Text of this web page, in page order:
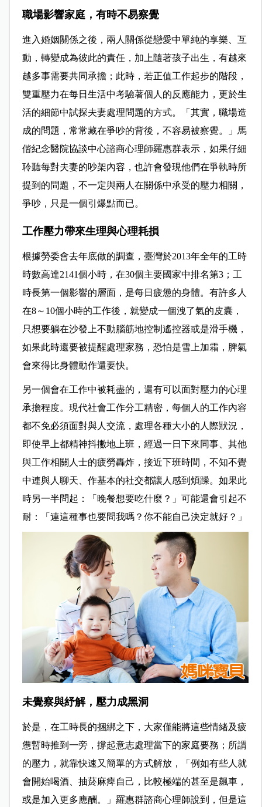
職場影響家庭，有時不易察覺
進入婚姻關係之後，兩人關係從戀愛中單純的享樂、互
動，轉變成為彼此的責任，加上隨著孩子出生，有越來
越多事需要共同承擔；此時，若正值工作起步的階段，
雙重壓力在每日生活中考驗著個人的反應能力，更於生
活的細節中試探夫妻處理問題的方式。「其實，職場造
成的問題，常常藏在爭吵的背後，不容易被察覺。」馬
偕紀念醫院協談中心諮商心理師羅惠群表示，如果仔細
聆聽每對夫妻的吵架內容，也許會發現他們在爭執時所
提到的問題，不一定與兩人在關係中承受的壓力相關，
爭吵，只是一個引爆點而已。
工作壓力帶來生理與心理耗損
根據勞委會去年底做的調查，臺灣於2013年全年的工時
時數高達2141個小時，在30個主要國家中排名第3；工
時長第一個影響的層面，是每日疲憊的身體。有許多人
在8～10個小時的工作後，就變成一個洩了氣的皮囊，
只想要躺在沙發上不動腦筋地控制遙控器或是滑手機，
如果此時還要被提醒處理家務，恐怕是雪上加霜，脾氣
會來得比身體動作還要快。
另一個會在工作中被耗盡的，還有可以面對壓力的心理
承擔程度。現代社會工作分工精密，每個人的工作內容
都不免必須面對與人交流，處理各種大小的人際狀況，
即使早上都精神抖擻地上班，經過一日下來同事、其他
與工作相關人士的疲勞轟炸，接近下班時間，不知不覺
中連與人聊天、作基本的社交都讓人感到煩躁。如果此
時另一半問起：「晚餐想要吃什麼？」可能還會引起不
耐：「連這種事也要問我嗎？你不能自己決定就好？」
未覺察與紓解，壓力成黑洞
於是，在工時長的捆綁之下，大家僅能將這些情緒及疲
憊暫時推到一旁，撐起意志處理當下的家庭要務；所謂
的壓力，就靠快速又簡單的方式解放，「例如有些人就
會開始喝酒、抽菸麻痺自己，比較極端的甚至是飆車，
或是加入更多應酬。」羅惠群諮商心理師說到，但是這